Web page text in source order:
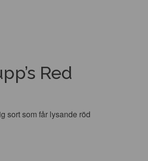
Red
sort som får lysande röd